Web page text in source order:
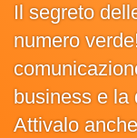
Il segreto
numero
business e la
Attivalo